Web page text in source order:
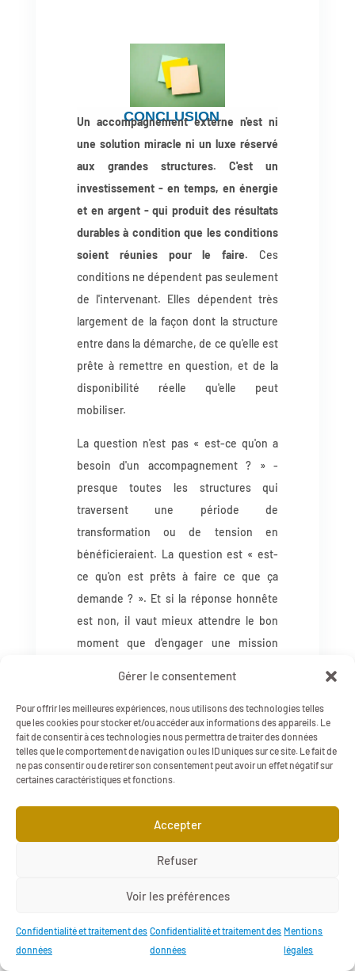
Gérer le consentement
Pour offrir les meilleures expériences, nous utilisons des technologies telles
que les cookies pour stocker et/ou accéder aux informations des appareils. Le
fait de consentir à ces technologies nous permettra de traiter des données
telles que le comportement de navigation ou les ID uniques sur ce site. Le fait de
ne pas consentir ou de retirer son consentement peut avoir un effet négatif sur
certaines caractéristiques et fonctions.
Accepter
Refuser
Voir les préférences
Confidentialité et traitement des
données
Confidentialité et traitement des
données
Mentions
légales
CONCLUSION
Un accompagnement externe n'est ni
une solution miracle ni un luxe réservé
aux grandes structures. C'est un
investissement - en temps, en énergie
et en argent - qui produit des résultats
durables à condition que les conditions
soient réunies pour le faire. Ces
conditions ne dépendent pas seulement
de l'intervenant. Elles dépendent très
largement de la façon dont la structure
entre dans la démarche, de ce qu'elle est
prête à remettre en question, et de la
disponibilité réelle qu'elle peut
mobiliser.
La question n'est pas « est-ce qu'on a
besoin d'un accompagnement ? » -
presque toutes les structures qui
traversent une période de
transformation ou de tension en
bénéficieraient. La question est « est-
ce qu'on est prêts à faire ce que ça
demande ? ». Et si la réponse honnête
est non, il vaut mieux attendre le bon
moment que d'engager une mission
🤝Votre structure envisage un
accompagnement ?
Depuis 2017, j'accompagne les petites et
moyennes organisations, dont les
associations, sur leurs problématiques
en lien avec le travail
Contactez-moi pour en discuter